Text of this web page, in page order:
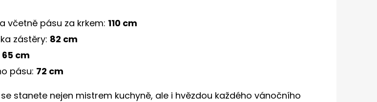
včetně pásu za krkem: 110 cm
zástěry: 82 cm
65 cm
pásu: 72 cm
stanete nejen mistrem kuchyně, ale i hvězdou každého vánočního